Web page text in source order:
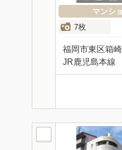
マンシ
7枚
福岡市東区箱
JR鹿児島本線